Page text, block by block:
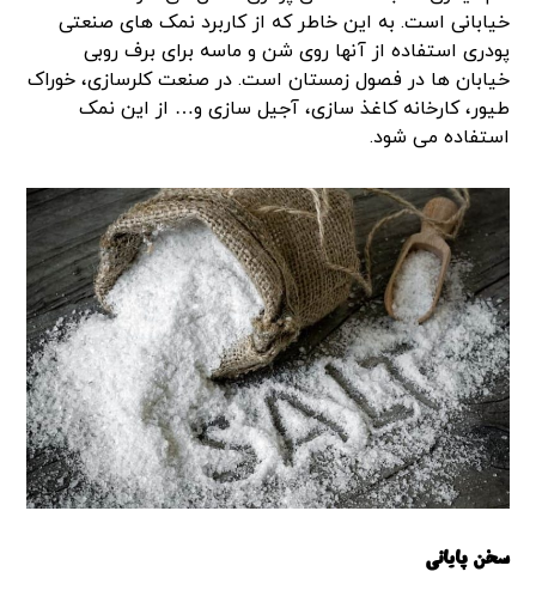
خیابانی است. به این خاطر که از کاربرد نمک های صنعتی
پودری استفاده از آنها روی شن و ماسه برای برف روبی
خیابان ها در فصول زمستان است. در صنعت کلرسازی، خوراک
طیور، کارخانه کاغذ سازی، آجیل سازی و… از این نمک
استفاده می شود.
سخن پایانی